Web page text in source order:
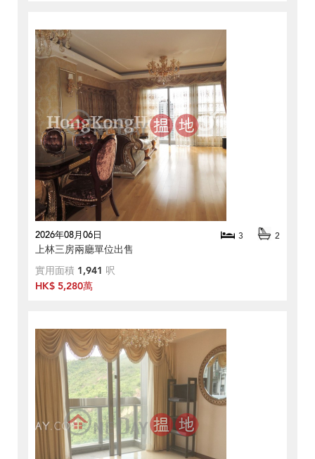
2026年08月06日 3 2
上林三房兩廳單位出售
實用面積 1,941 呎
HK$ 5,280萬